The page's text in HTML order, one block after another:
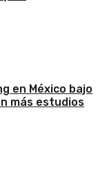
en México bajo
más estudios